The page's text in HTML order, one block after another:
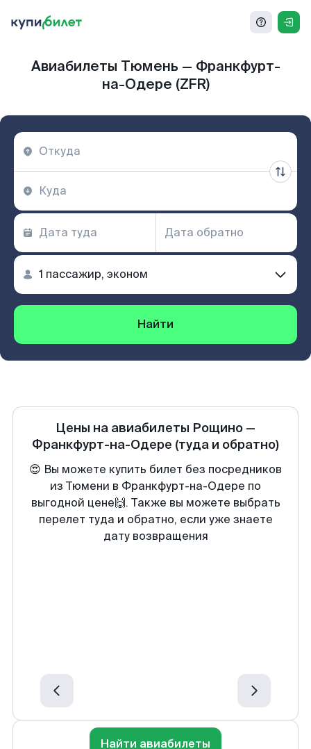
Авиабилеты Тюмень — Франкфурт-
на-Одере (ZFR)
Найти
Цены на авиабилеты Рощино —
Франкфурт-на-Одере (туда и обратно)
😍 Вы можете купить билет без посредников
из Тюмени в Франкфурт-на-Одере по
выгодной цене🙌. Также вы можете выбрать
перелет туда и обратно, если уже знаете
дату возвращения
Найти авиабилеты